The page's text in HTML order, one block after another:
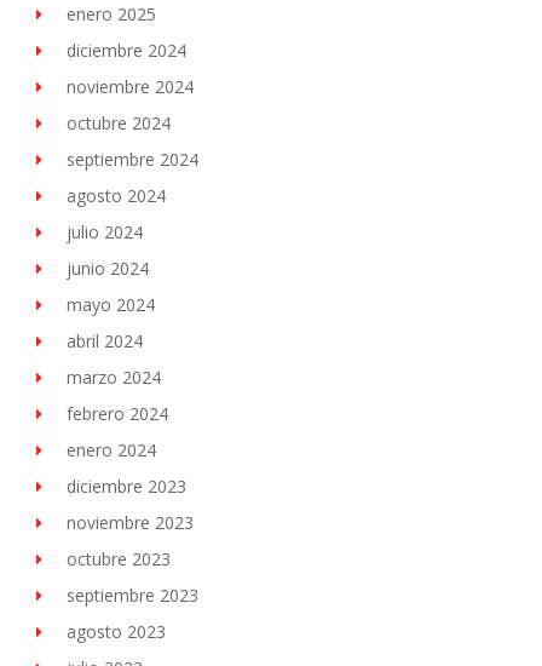
enero 2025
diciembre 2024
noviembre 2024
octubre 2024
septiembre 2024
agosto 2024
julio 2024
junio 2024
mayo 2024
abril 2024
marzo 2024
febrero 2024
enero 2024
diciembre 2023
noviembre 2023
octubre 2023
septiembre 2023
agosto 2023